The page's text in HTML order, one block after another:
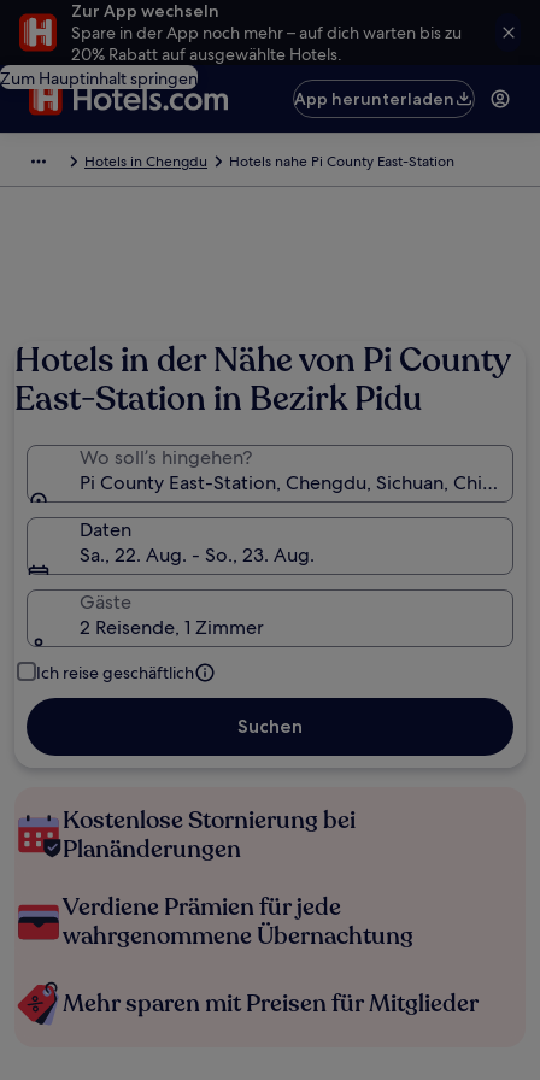
Zur App wechseln
Spare in der App noch mehr – auf dich warten bis zu
20% Rabatt auf ausgewählte Hotels.
Zum Hauptinhalt springen
App herunterladen
Hotels in Chengdu Hotels nahe Pi County East-Station
Hotels in der Nähe von Pi County
East-Station in Bezirk Pidu
Wo soll’s hingehen?
Pi County East-Station, Chengdu, Sichuan, China
Daten
Sa., 22. Aug. - So., 23. Aug.
Gäste
2 Reisende, 1 Zimmer
Ich reise geschäftlich
Suchen
Kostenlose Stornierung bei
Planänderungen
Verdiene Prämien für jede
wahrgenommene Übernachtung
Mehr sparen mit Preisen für Mitglieder